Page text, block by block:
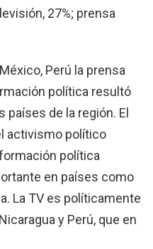
27%; prensa
Perú la prensa
política resultó
países de la región. El
activismo político
política
en países como
La TV es políticamente
y Perú, que en